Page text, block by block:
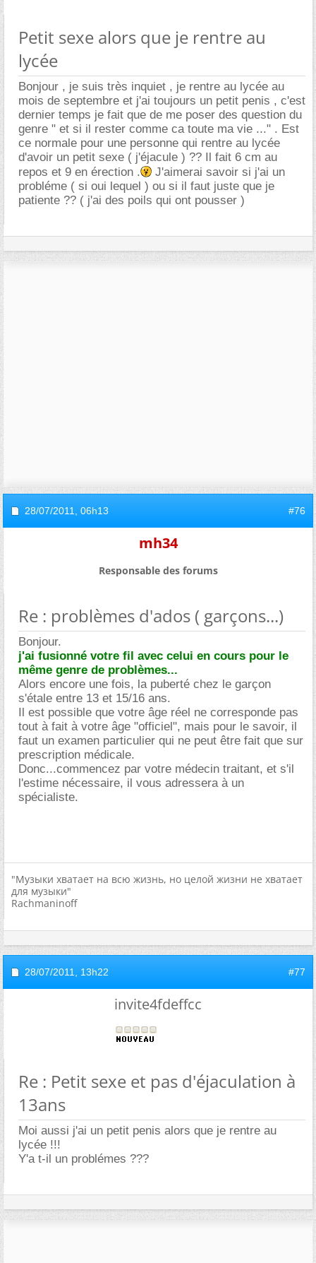
Petit sexe alors que je rentre au
lycée
Bonjour , je suis très inquiet , je rentre au lycée au
mois de septembre et j'ai toujours un petit penis , c'est
dernier temps je fait que de me poser des question du
genre " et si il rester comme ca toute ma vie ..." . Est
ce normale pour une personne qui rentre au lycée
d'avoir un petit sexe ( j'éjacule ) ?? Il fait 6 cm au
repos et 9 en érection .
J'aimerai savoir si j'ai un
probléme ( si oui lequel ) ou si il faut juste que je
patiente ?? ( j'ai des poils qui ont pousser )
28/07/2011, 06h13 #76
mh34
Responsable des forums
Re : problèmes d'ados ( garçons...)
Bonjour.
j'ai fusionné votre fil avec celui en cours pour le
même genre de problèmes...
Alors encore une fois, la puberté chez le garçon
s'étale entre 13 et 15/16 ans.
Il est possible que votre âge réel ne corresponde pas
tout à fait à votre âge "officiel", mais pour le savoir, il
faut un examen particulier qui ne peut être fait que sur
prescription médicale.
Donc...commencez par votre médecin traitant, et s'il
l'estime nécessaire, il vous adressera à un
spécialiste.
"Музыки хватает на всю жизнь, но целой жизни не хватает
для музыки"
Rachmaninoff
28/07/2011, 13h22 #77
invite4fdeffcc
Re : Petit sexe et pas d'éjaculation à
13ans
Moi aussi j'ai un petit penis alors que je rentre au
lycée !!!
Y'a t-il un problémes ???